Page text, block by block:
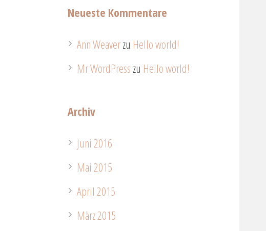
Neueste Kommentare
Ann Weaverzu Hello world!
Mr WordPress zu Hello world!
Archiv
Juni 2016
Mai 2015
April 2015
März 2015